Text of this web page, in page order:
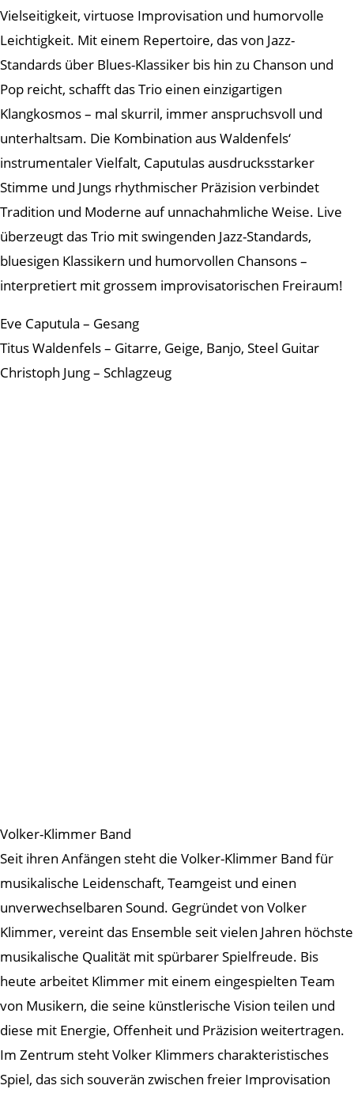
Vielseitigkeit, virtuose Improvisation und humorvolle
Leichtigkeit. Mit einem Repertoire, das von Jazz-
Standards über Blues-Klassiker bis hin zu Chanson und
Pop reicht, schafft das Trio einen einzigartigen
Klangkosmos – mal skurril, immer anspruchsvoll und
unterhaltsam. Die Kombination aus Waldenfels‘
instrumentaler Vielfalt, Caputulas ausdrucksstarker
Stimme und Jungs rhythmischer Präzision verbindet
Tradition und Moderne auf unnachahmliche Weise. Live
überzeugt das Trio mit swingenden Jazz-Standards,
bluesigen Klassikern und humorvollen Chansons –
interpretiert mit grossem improvisatorischen Freiraum!
Eve Caputula – Gesang
Titus Waldenfels – Gitarre, Geige, Banjo, Steel Guitar
Christoph Jung – Schlagzeug
Volker-Klimmer Band
Seit ihren Anfängen steht die Volker-Klimmer Band für
musikalische Leidenschaft, Teamgeist und einen
unverwechselbaren Sound. Gegründet von Volker
Klimmer, vereint das Ensemble seit vielen Jahren höchste
musikalische Qualität mit spürbarer Spielfreude. Bis
heute arbeitet Klimmer mit einem eingespielten Team
von Musikern, die seine künstlerische Vision teilen und
diese mit Energie, Offenheit und Präzision weitertragen.
Im Zentrum steht Volker Klimmers charakteristisches
Spiel, das sich souverän zwischen freier Improvisation